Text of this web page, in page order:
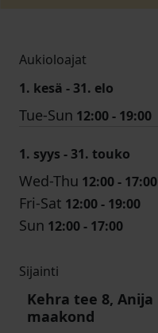
Aukioloajat
1. kesä - 31. elo
Tue-Sun 12:00 - 19:00
1. syys - 31. touko
Wed-Thu 12:00 - 17:00
Fri-Sat 12:00 - 19:00
Sun 12:00 - 17:00
Sijainti
Kehra tee 8,
maakond